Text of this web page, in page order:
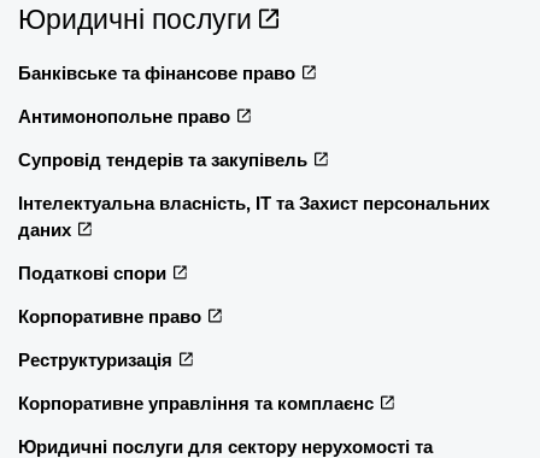
Юридичні послуги
Банківське та фінансове право
Антимонопольне право
Супровід тендерів та закупівель
Інтелектуальна власність, ІТ та Захист персональних
даних
Податкові спори
Корпоративне право
Реструктуризація
Корпоративне управління та комплаєнс
Юридичні послуги для сектору нерухомості та